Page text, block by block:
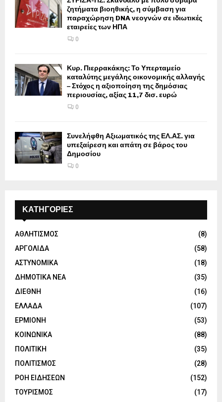
ζητήματα βιοηθικής, η σύμβαση για
παραχώρηση DNA νεογνών σε ιδιωτικές
εταιρείες των ΗΠΑ
0
Κυρ. Πιερρακάκης: Το Υπερταμείο
καταλύτης μεγάλης οικονομικής αλλαγής
– Στόχος η αξιοποίηση της δημόσιας
περιουσίας, αξίας 11,7 δισ. ευρώ
0
Συνελήφθη Αξιωματικός της ΕΛ.ΑΣ. για
υπεξαίρεση και απάτη σε βάρος του
Δημοσίου
0
ΚΑΤΗΓΟΡΙΕΣ
ΑΘΛΗΤΙΣΜΟΣ
(8)
ΑΡΓΟΛΙΔΑ
(58)
ΑΣΤΥΝΟΜΙΚΑ
(18)
ΔΗΜΟΤΙΚΑ ΝΕΑ
(35)
ΔΙΕΘΝΗ
(16)
ΕΛΛΑΔΑ
(107)
ΕΡΜΙΟΝΗ
(53)
ΚΟΙΝΩΝΙΚΑ
(88)
ΠΟΛΙΤΙΚΗ
(35)
ΠΟΛΙΤΙΣΜΟΣ
(28)
ΡΟΗ ΕΙΔΗΣΕΩΝ
(152)
ΤΟΥΡΙΣΜΟΣ
(17)